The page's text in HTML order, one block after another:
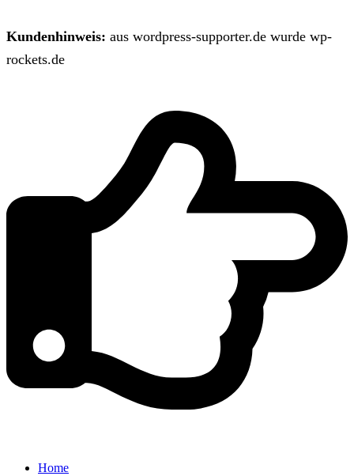
Kundenhinweis: aus wordpress-supporter.de wurde wp-
rockets.de
Home